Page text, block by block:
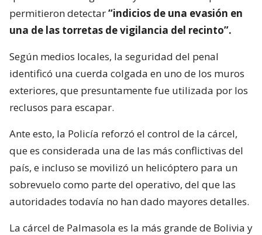
permitieron detectar“indicios de una evasión en
una de las torretas de vigilancia del recinto”.
Según medios locales, la seguridad del penal
identificó una cuerda colgada en uno de los muros
exteriores, que presuntamente fue utilizada por los
reclusos para escapar.
Ante esto, la Policía reforzó el control de la cárcel,
que es considerada una de las más conflictivas del
país, e incluso se movilizó un helicóptero para un
sobrevuelo como parte del operativo, del que las
autoridades todavía no han dado mayores detalles.
La cárcel de Palmasola es la más grande de Bolivia y